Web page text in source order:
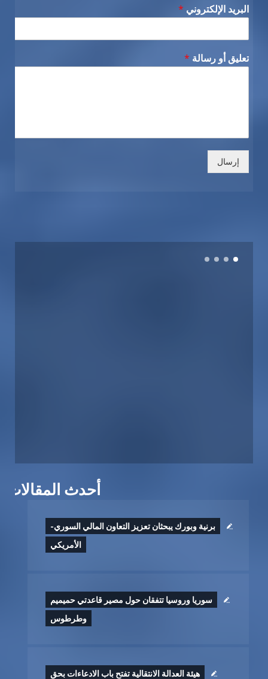
البريد الإلكتروني *
تعليق أو رسالة *
إرسال
أحدث المقالات
برنية وبورك يبحثان تعزيز التعاون المالي السوري-
الأمريكي
سوريا وروسيا تتفقان حول مصير قاعدتي حميميم
وطرطوس
هيئة العدالة الانتقالية تفتح باب الادعاءات بحق